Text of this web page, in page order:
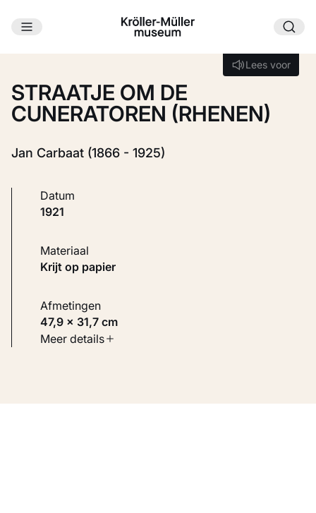
Ga naar hoofdinhoud
Lees voor
Lees voor
STRAATJE OM DE
CUNERATOREN (RHENEN)
Jan Carbaat (1866 - 1925)
Datum
1921
Materiaal
Krijt op papier
Afmetingen
47,9 × 31,7 cm
Soort werk
Meer details